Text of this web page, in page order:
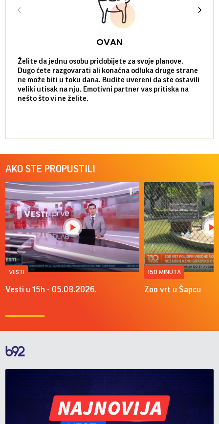
OVAN
Želite da jednu osobu pridobijete za svoje planove.
Dugo ćete razgovarati ali konačna odluka druge strane
ne može biti u toku dana. Budite uvereni da ste ostavili
veliki utisak na nju. Emotivni partner vas pritiska na
nešto što vi ne želite.
AKO STE PROPUSTILI
VESTI
Vesti u 15h - 05.08.2026.
150 MINUTA
Zoo vrt u Šapcu